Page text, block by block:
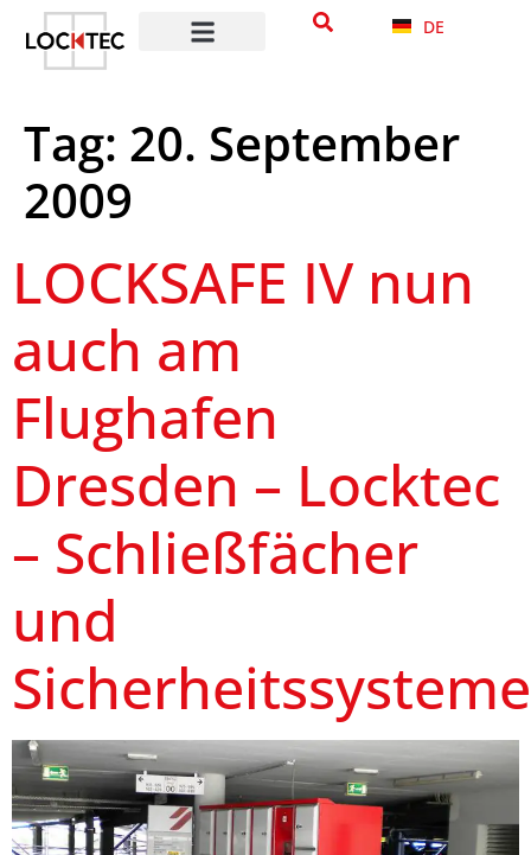
springen
DE
Tag: 20. September
2009
LOCKSAFE IV nun
auch am
Flughafen
Dresden – Locktec
– Schließfächer
und
Sicherheitssysteme